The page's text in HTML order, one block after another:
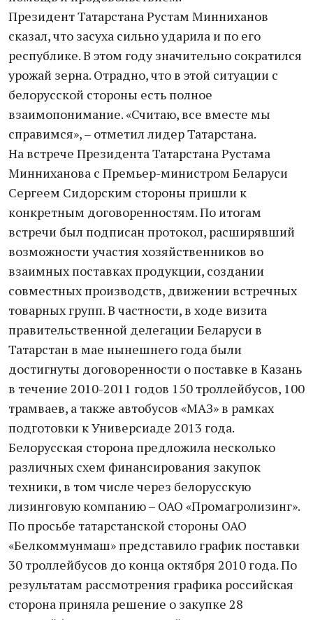
Президент Татарстана Рустам Минниханов
сказал, что засуха сильно ударила и по его
республике. В этом году значительно сократился
урожай зерна. Отрадно, что в этой ситуации с
белорусской стороны есть полное
взаимопонимание. «Считаю, все вместе мы
справимся», – отметил лидер Татарстана.
На встрече Президента Татарстана Рустама
Минниханова с Премьер-министром Беларуси
Сергеем Сидорским стороны пришли к
конкретным договоренностям. По итогам
встречи был подписан протокол, расширявший
возможности участия хозяйственников во
взаимных поставках продукции, создании
совместных производств, движении встречных
товарных групп. В частности, в ходе визита
правительственной делегации Беларуси в
Татарстан в мае нынешнего года были
достигнуты договоренности о поставке в Казань
в течение 2010-2011 годов 150 троллейбусов, 100
трамваев, а также автобусов «МАЗ» в рамках
подготовки к Универсиаде 2013 года.
Белорусская сторона предложила несколько
различных схем финансирования закупок
техники, в том числе через белорусскую
лизинговую компанию – ОАО «Промагролизинг».
По просьбе татарстанской стороны ОАО
«Белкоммунмаш» представило график поставки
30 троллейбусов до конца октября 2010 года. По
результатам рассмотрения графика российская
сторона приняла решение о закупке 28